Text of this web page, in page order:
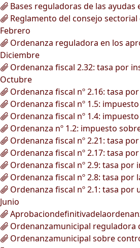
Bases reguladoras de las
Reglamento del consejo
Febrero
Ordenanza reguladora en los
Diciembre
Ordenanza fiscal 2.32: tasa por
Octubre
Ordenanza fiscal nº 2.16: tasa
Ordenanza fiscal nº 1.5:
Ordenanza fiscal nº 1.4:
Ordenanza nº 1.2: impuesto
Ordenanza fiscal nº 2.21: tasa
Ordenanza fiscal nº 2.17: tasa
Ordenanza fiscal nº 2.9: tasa
Ordenanza fiscal nº 2.8: tasa
Ordenanza fiscal nº 2.1: tasa
Junio
Ordenanzamunicipal reguladora
Ordenanzamunicipal sobre